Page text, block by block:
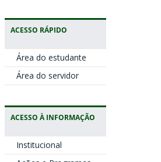
ACESSO RÁPIDO
Área do estudante
Área do servidor
ACESSO À INFORMAÇÃO
Institucional